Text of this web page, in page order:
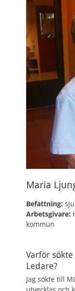
Maria
Befattning:
Arbetsgivare:
kommun
Varför
Ledare?
Jag sökte till